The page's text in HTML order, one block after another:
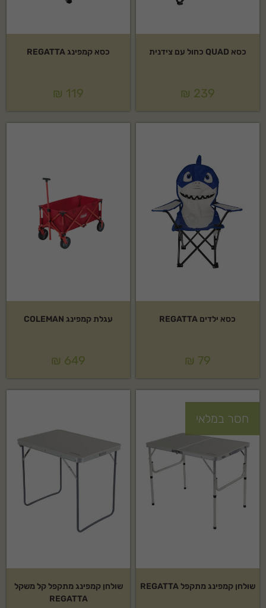
כסא QUAD כחול עם צידנית
₪ 239
כסא קמפינג REGATTA
₪ 119
כסא ילדים REGATTA
₪ 79
עגלת קמפינג COLEMAN
₪ 649
חסר במלאי
שולחן קמפינג מתקפל REGATTA
שולחן קמפינג מתקפל קל משקל
REGATTA